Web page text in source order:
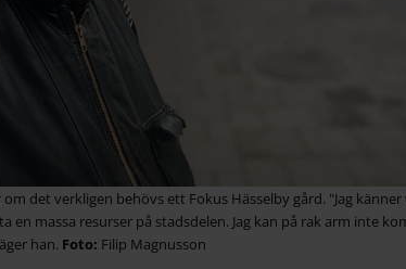
det verkligen behövs ett Fokus Hässelby gård. "Jag
en massa resurser på stadsdelen. Jag kan på rak arm inte
han.
Filip Magnusson